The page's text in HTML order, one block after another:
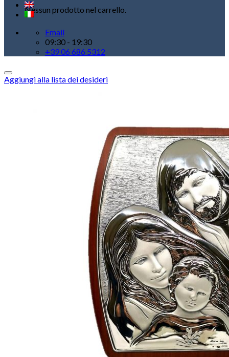
Nessun prodotto nel carrello.
Email
09:30 - 19:30
+39 06 686 5312
Aggiungi alla lista dei desideri